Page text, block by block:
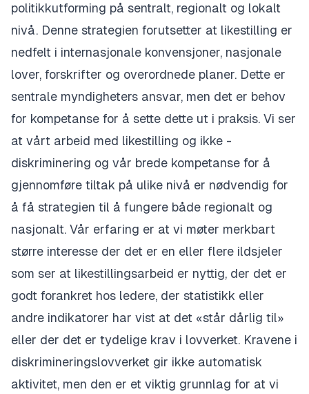
politikkutforming på sentralt, regionalt og lokalt
nivå. Denne strategien forutsetter at likestilling er
nedfelt i internasjonale konvensjoner, nasjonale
lover, forskrifter og overordnede planer. Dette er
sentrale myndigheters ansvar, men det er behov
for kompetanse for å sette dette ut i praksis. Vi ser
at vårt arbeid med likestilling og ikke -
diskriminering og vår brede kompetanse for å
gjennomføre tiltak på ulike nivå er nødvendig for
å få strategien til å fungere både regionalt og
nasjonalt. Vår erfaring er at vi møter merkbart
større interesse der det er en eller flere ildsjeler
som ser at likestillingsarbeid er nyttig, der det er
godt forankret hos ledere, der statistikk eller
andre indikatorer har vist at det «står dårlig til»
eller der det er tydelige krav i lovverket. Kravene i
diskrimineringslovverket gir ikke automatisk
aktivitet, men den er et viktig grunnlag for at vi